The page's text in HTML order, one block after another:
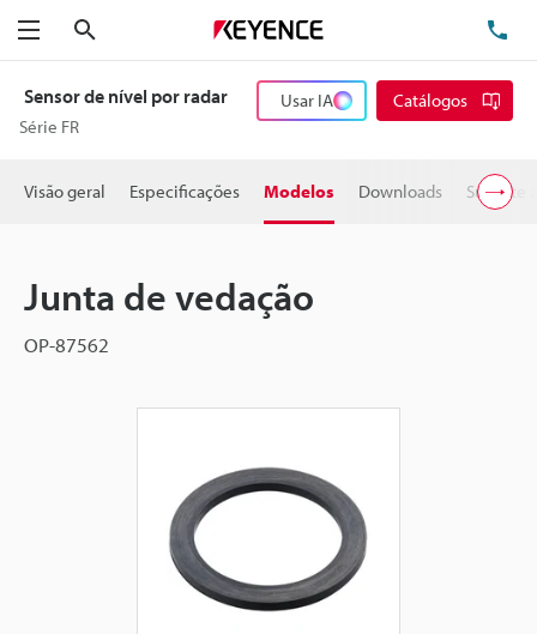
Menu
Sensor de nível por radar
Série FR
Usar IA Catálogos
Visão geral Especificações Modelos Downloads Suporte
Junta de vedação
OP-87562